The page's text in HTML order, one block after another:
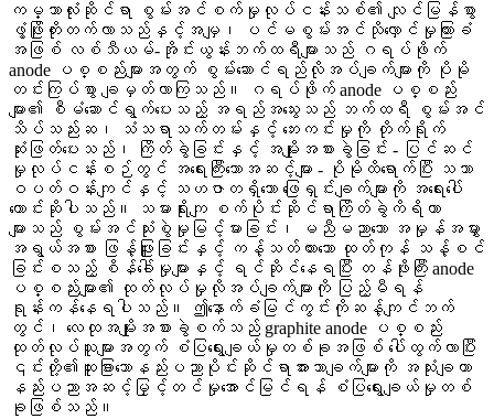
ကမ္ဘာလုံးဆိုင်ရာ စွမ်းအင်စက်မှုလုပ်ငန်းသစ်၏ လျင်မြန်စွာ
ဖွံ့ဖြိုးတိုးတက်လာသည်နှင့်အမျှ၊ ပင်မစွမ်းအင်သိုလှောင်မှုကြားခံ
အဖြစ် လစ်သီယမ်-အိုင်းယွန်းဘက်ထရီများသည် ဂရပ်ဖိုက်
anode ပစ္စည်းများအတွက် စွမ်းဆောင်ရည်လိုအပ်ချက်များကို ပိုမို
တင်းကြပ်စွာ ချမှတ်လာကြသည်။ ဂရပ်ဖိုက် anode ပစ္စည်း
များ၏ စီမံဆောင်ရွက်ပေးသည့် အရည်အသွေးသည် ဘက်ထရီ စွမ်းအင်
သိပ်သည်းဆ၊ သံသရာသက်တမ်းနှင့် ဘေးကင်းမှုကို တိုက်ရိုက်
ဆုံးဖြတ်ပေးသည်၊ ကြိတ်ခွဲခြင်းနှင့် အမျိုးအစားခွဲခြင်း - ပြင်ဆင်
မှုလုပ်ငန်းစဉ်တွင် အရေးကြီးသောအဆင့်များ - ပိုမိုထိရောက်ပြီး သဘာ
ဝပတ်ဝန်းကျင်နှင့် သဟဇာတရှိသော ဖြေရှင်းချက်များကို အရေးပေါ်
တောင်းဆိုပါသည်။ သမားရိုးကျ စက်ပိုင်းဆိုင်ရာကြိတ်ခွဲကိရိယာ
များသည် စွမ်းအင်သုံးစွဲမှုမြင့်မားခြင်း၊ မညီမညာသော အမှုန်အမွှား
အရွယ်အစား ဖြန့်ဖြူးခြင်းနှင့် ကန့်သတ်ထားသော ထုတ်ကုန် သန့်စင်
ခြင်းစသည့် စိန်ခေါ်မှုများနှင့် ရင်ဆိုင်နေရပြီး တန်ဖိုးကြီး anode
ပစ္စည်းများ၏ ထုတ်လုပ်မှုလိုအပ်ချက်များကို ပြည့်မီရန်
ရုန်းကန်နေရပါသည်။ ဤနောက်ခံမြင်ကွင်းကိုဆန့်ကျင်ဘက်
တွင်၊ လေထုအမျိုးအစားခွဲစက်သည် graphite anode ပစ္စည်း
ထုတ်လုပ်သူများအတွက် စံပြရွေးချယ်မှုတစ်ခုအဖြစ် ပေါ်ထွက်လာပြီး
၎င်းတို့၏ထူးခြားသောနည်းပညာပိုင်းဆိုင်ရာအားသာချက်များကို အသုံးချကာ
နည်းပညာအဆင့်မြှင့်တင်မှုအောင်မြင်ရန် စံပြရွေးချယ်မှုတစ်
ခုဖြစ်သည်။